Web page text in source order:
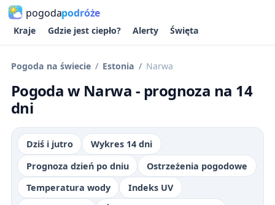
pogodapodróże
Kraje Gdzie jest ciepło? Alerty Święta
Pogoda na świecie Estonia Narwa
Pogoda w Narwa - prognoza na 14
dni
Dziś i jutro
Wykres 14 dni
Prognoza dzień po dniu
Ostrzeżenia pogodowe
Temperatura wody
Indeks UV